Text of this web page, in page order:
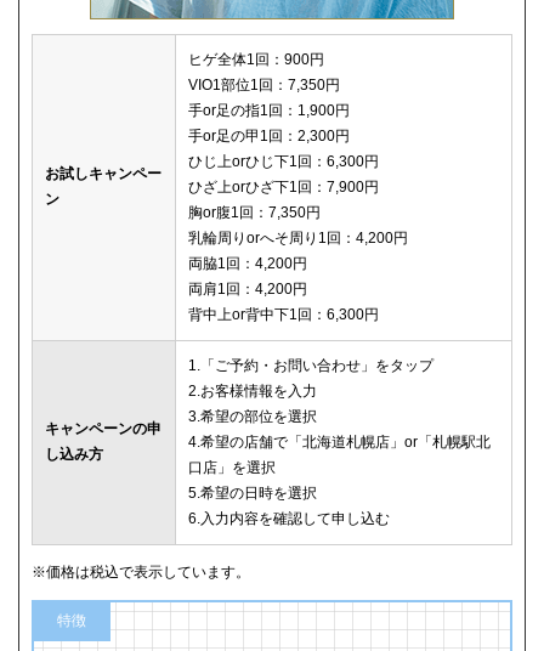
お試しキャンペー
ン
ヒゲ全体1回：900円
VIO1部位1回：7,350円
手or足の指1回：1,900円
手or足の甲1回：2,300円
ひじ上orひじ下1回：6,300円
ひざ上orひざ下1回：7,900円
胸or腹1回：7,350円
乳輪周りorへそ周り1回：4,200円
両脇1回：4,200円
両肩1回：4,200円
背中上or背中下1回：6,300円
キャンペーンの申
し込み方
1.「ご予約・お問い合わせ」をタップ
2.お客様情報を入力
3.希望の部位を選択
4.希望の店舗で「北海道札幌店」or「札幌駅北
口店」を選択
5.希望の日時を選択
6.入力内容を確認して申し込む
※価格は税込で表示しています。
特徴